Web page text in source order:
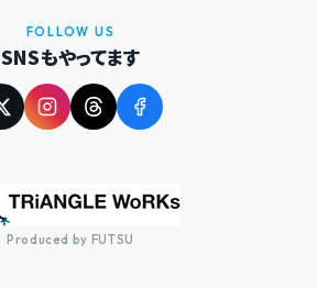
FOLLOW US
SNSもやってます
Produced by FUTSU